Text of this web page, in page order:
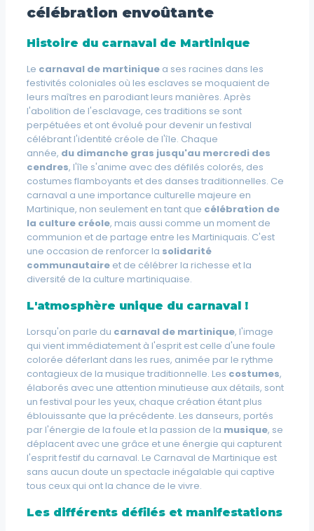
célébration envoûtante
Histoire du carnaval de Martinique
Le carnaval de martiniquea ses racines dans les
festivités coloniales où les esclaves se moquaient de
leurs maîtres en parodiant leurs manières. Après
l'abolition de l'esclavage, ces traditions se sont
perpétuées et ont évolué pour devenir un festival
célébrant l'identité créole de l'île. Chaque
année, du dimanche gras jusqu'au mercredi des
cendres, l'île s'anime avec des défilés colorés, des
costumes flamboyants et des danses traditionnelles. Ce
carnaval a une importance culturelle majeure en
Martinique, non seulement en tant que célébration de
la culture créole, mais aussi comme un moment de
communion et de partage entre les Martiniquais. C'est
une occasion de renforcer la solidarité
communautaireet de célébrer la richesse et la
diversité de la culture martiniquaise.
L'atmosphère unique du carnaval !
Lorsqu'on parle du carnaval de martinique, l'image
qui vient immédiatement à l'esprit est celle d'une foule
colorée déferlant dans les rues, animée par le rythme
contagieux de la musique traditionnelle. Les costumes,
élaborés avec une attention minutieuse aux détails, sont
un festival pour les yeux, chaque création étant plus
éblouissante que la précédente. Les danseurs, portés
par l'énergie de la foule et la passion de la musique, se
déplacent avec une grâce et une énergie qui capturent
l'esprit festif du carnaval. Le Carnaval de Martinique est
sans aucun doute un spectacle inégalable qui captive
tous ceux qui ont la chance de le vivre.
Les différents défilés et manifestations